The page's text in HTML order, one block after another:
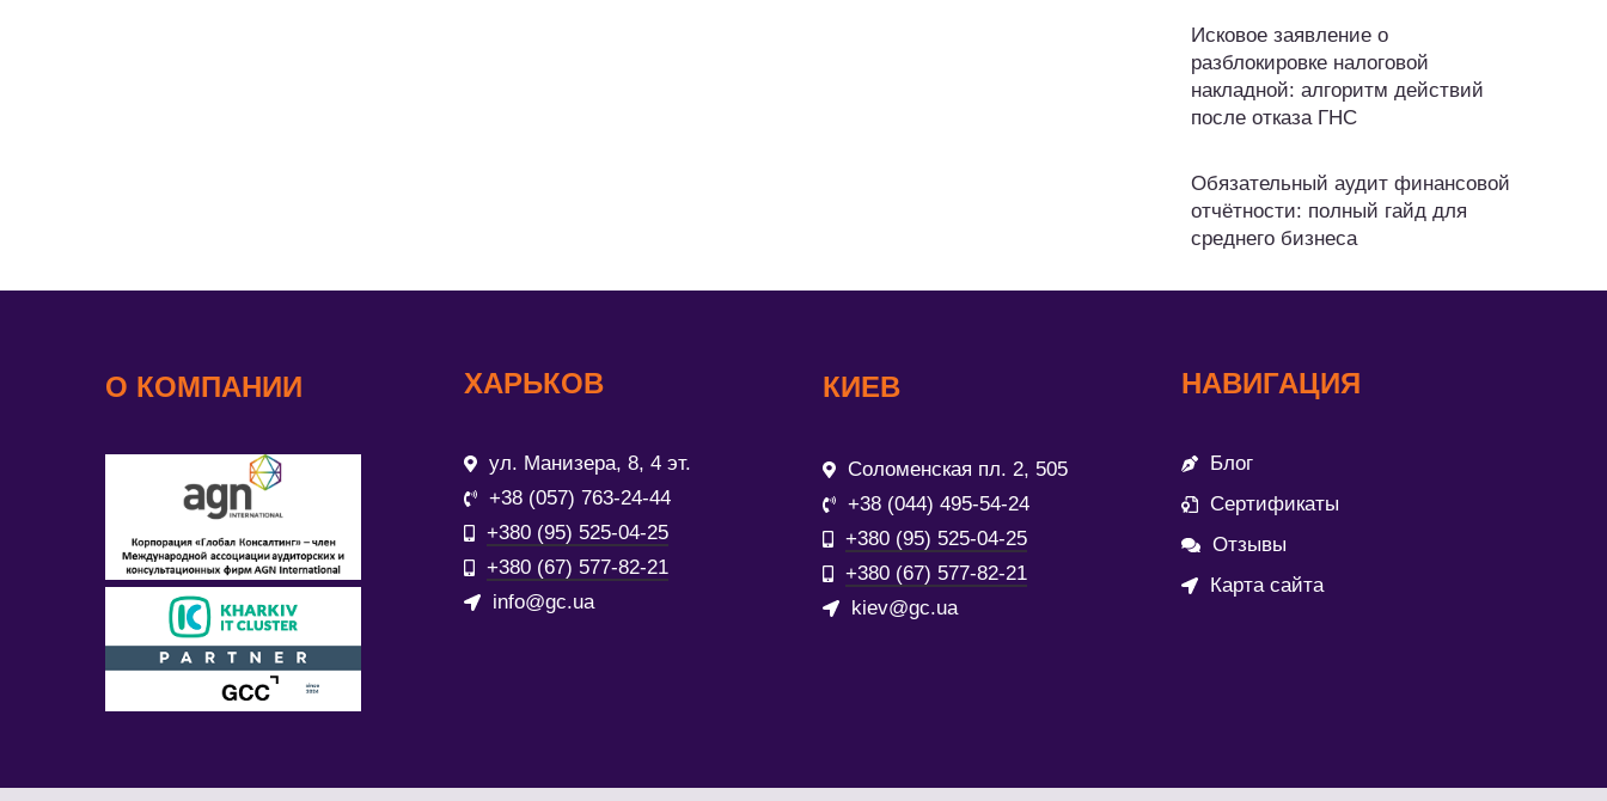
Исковое заявление о
разблокировке налоговой
накладной: алгоритм действий
после отказа ГНС
Обязательный аудит финансовой
отчётности: полный гайд для
среднего бизнеса
О КОМПАНИИ ХАРЬКОВ
ул. Манизера, 8, 4 эт.
+38 (057) 763-24-44
+380 (95) 525-04-25
+380 (67) 577-82-21
info@gc.ua
КИЕВ
Соломенская пл. 2, 505
+38 (044) 495-54-24
+380 (95) 525-04-25
+380 (67) 577-82-21
kiev@gc.ua
НАВИГАЦИЯ
Блог
Сертификаты
Отзывы
Карта сайта